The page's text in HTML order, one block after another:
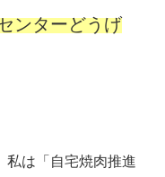
ンターどうげ
私は「自宅焼肉推進